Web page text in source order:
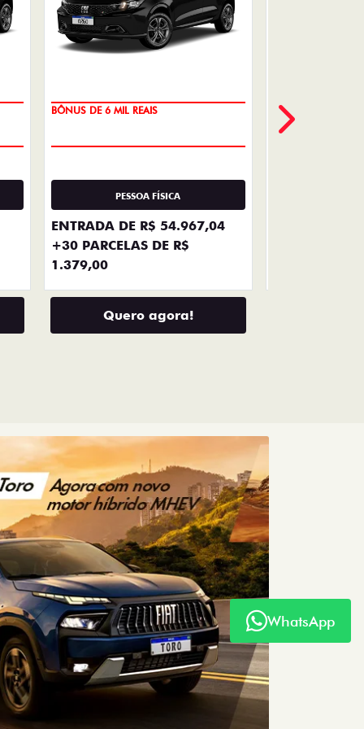
DIRETAS
Descubra as melhores soluções e
descontos em um novo Fiat para
empresas, produtores rurais,
taxistas e outras categorias de
negócios.
WhatsApp